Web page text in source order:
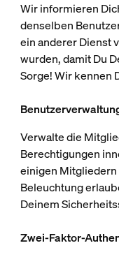
Wir informieren
denselben
ein anderer Dienst
wurden, damit Du
Sorge! Wir kennen
Verwalte die
Berechtigungen
einigen
Beleuchtung
Deinem
Zwei-Faktor-